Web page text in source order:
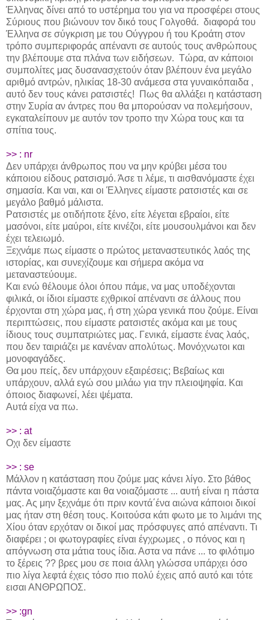
Έλληνας δίνει από το υστέρημα του για να προσφέρει στους
Σύριους που βιώνουν τον δικό τους Γολγοθά. διαφορά του
Έλληνα σε σύγκριση με του Ούγγρου ή του Κροάτη στον
τρόπο συμπεριφοράς απέναντι σε αυτούς τους ανθρώπους
την βλέπουμε στα πλάνα των ειδήσεων. Τώρα, αν κάποιοι
συμπολίτες μας δυσανασχετούν όταν βλέπουν ένα μεγάλο
αριθμό αντρών, ηλικίας 18-30 ανάμεσα στα γυναικόπαιδα ,
αυτό δεν τους κάνει ρατσιστές! Πως θα αλλάξει η κατάσταση
στην Συρία αν άντρες που θα μπορούσαν να πολεμήσουν,
εγκαταλείπουν με αυτόν τον τροπο την Χώρα τους και τα
σπίτια τους.
>> : nr
Δεν υπάρχει άνθρωπος που να μην κρύβει μέσα του
κάποιου είδους ρατσισμό. Άσε τι λέμε, τι αισθανόμαστε έχει
σημασία. Και ναι, και οι Έλληνες είμαστε ρατσιστές και σε
μεγάλο βαθμό μάλιστα.
Ρατσιστές με οτιδήποτε ξένο, είτε λέγεται εβραίοι, είτε
μασόνοι, είτε μαύροι, είτε κινέζοι, είτε μουσουλμάνοι και δεν
έχει τελειωμό.
Ξεχνάμε πως είμαστε ο πρώτος μεταναστευτικός λαός της
ιστορίας, και συνεχίζουμε και σήμερα ακόμα να
μεταναστεύουμε.
Και ενώ θέλουμε όλοι όπου πάμε, να μας υποδέχονται
φιλικά, οι ίδιοι είμαστε εχθρικοί απέναντι σε άλλους που
έρχονται στη χώρα μας, ή στη χώρα γενικά που ζούμε. Είναι
περιπτώσεις, που είμαστε ρατσιστές ακόμα και με τους
ίδιους τους συμπατριώτες μας. Γενικά, είμαστε ένας λαός,
που δεν ταιριάζει με κανέναν απολύτως. Μονόχνωτοι και
μονοφαγάδες.
Θα μου πείς, δεν υπάρχουν εξαιρέσεις; Βεβαίως και
υπάρχουν, αλλά εγώ σου μιλάω για την πλειοψηφία. Και
όποιος διαφωνεί, λέει ψέματα.
Αυτά είχα να πω.
>> : at
Οχι δεν είμαστε
>> : se
Μάλλον η κατάσταση που ζούμε μας κάνει λίγο. Στο βάθος
πάντα νοιαζόμαστε και θα νοιαζόμαστε ... αυτή είναι η πάστα
μας. Ας μην ξεχνάμε ότι πριν κοντά΄ένα αιώνα κάποιοι δικοί
μας ήταν στη θέση τους. Κοιτούσα κάτι φωτο με το λιμάνι της
Χίου όταν ερχόταν οι δικοί μας πρόσφυγες από απέναντι. Τι
διαφέρει ; οι φωτογραφίες είναι έγχρωμες , ο πόνος και η
απόγνωση στα μάτια τους ίδια. Αστα να πάνε ... το φιλότιμο
το ξέρεις ?? βρες μου σε ποια άλλη γλώσσα υπάρχει όσο
πιο λίγα λεφτά έχεις τόσο πιο πολύ έχεις από αυτό και τότε
εισαι ΑΝΘΡΩΠΟΣ.
>> :gn